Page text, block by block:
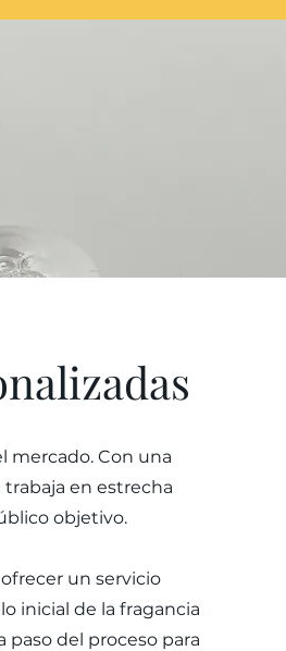
mercado. Con una
en estrecha
objetivo.
un servicio
inicial de la fragancia
del proceso para